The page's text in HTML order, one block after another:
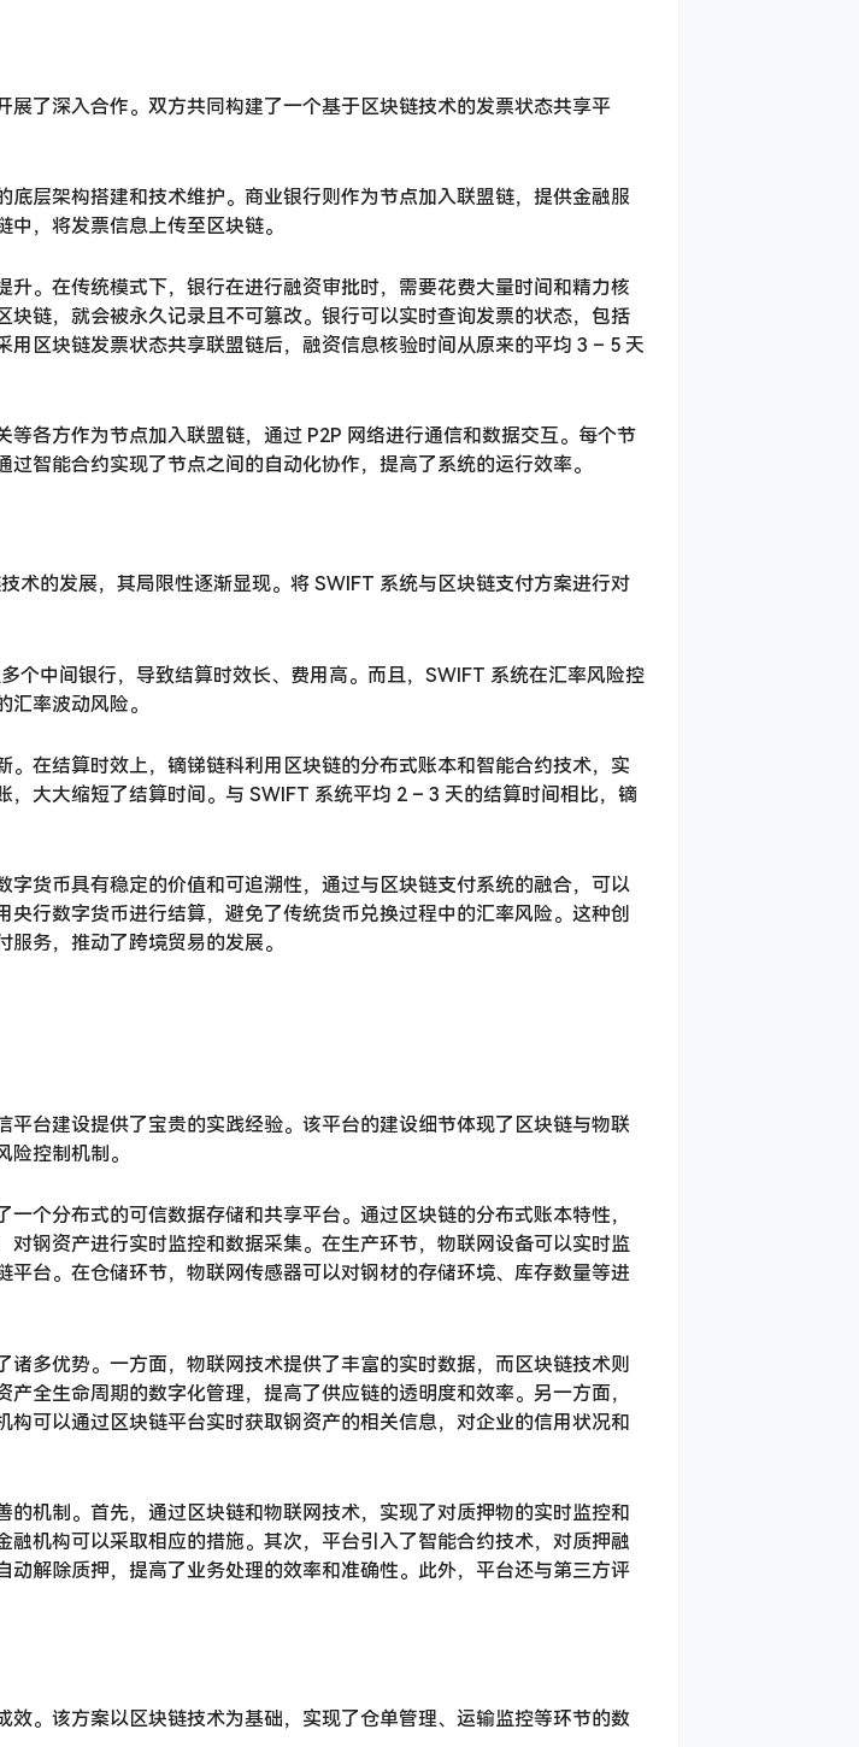
了深入合作。双方共同构建了一个基于区块链技术的发票状态共享平
层架构搭建和技术维护。商业银行则作为节点加入联盟链，提供金融服
，将发票信息上传至区块链。
。在传统模式下，银行在进行融资审批时，需要花费大量时间和精力核
链，就会被永久记录且不可篡改。银行可以实时查询发票的状态，包括
区块链发票状态共享联盟链后，融资信息核验时间从原来的平均 3 – 5 天
各方作为节点加入联盟链，通过 P2P 网络进行通信和数据交互。每个节
智能合约实现了节点之间的自动化协作，提高了系统的运行效率。
术的发展，其局限性逐渐显现。将 SWIFT 系统与区块链支付方案进行对
个中间银行，导致结算时效长、费用高。而且，SWIFT 系统在汇率风险控
率波动风险。
在结算时效上，镝锑链科利用区块链的分布式账本和智能合约技术，实
大大缩短了结算时间。与 SWIFT 系统平均 2 – 3 天的结算时间相比，镝
货币具有稳定的价值和可追溯性，通过与区块链支付系统的融合，可以
行数字货币进行结算，避免了传统货币兑换过程中的汇率风险。这种创
务，推动了跨境贸易的发展。
台建设提供了宝贵的实践经验。该平台的建设细节体现了区块链与物联
控制机制。
个分布式的可信数据存储和共享平台。通过区块链的分布式账本特性，
钢资产进行实时监控和数据采集。在生产环节，物联网设备可以实时监
台。在仓储环节，物联网传感器可以对钢材的存储环境、库存数量等进
多优势。一方面，物联网技术提供了丰富的实时数据，而区块链技术则
全生命周期的数字化管理，提高了供应链的透明度和效率。另一方面，
可以通过区块链平台实时获取钢资产的相关信息，对企业的信用状况和
机制。首先，通过区块链和物联网技术，实现了对质押物的实时监控和
机构可以采取相应的措施。其次，平台引入了智能合约技术，对质押融
解除质押，提高了业务处理的效率和准确性。此外，平台还与第三方评
。该方案以区块链技术为基础，实现了仓单管理、运输监控等环节的数